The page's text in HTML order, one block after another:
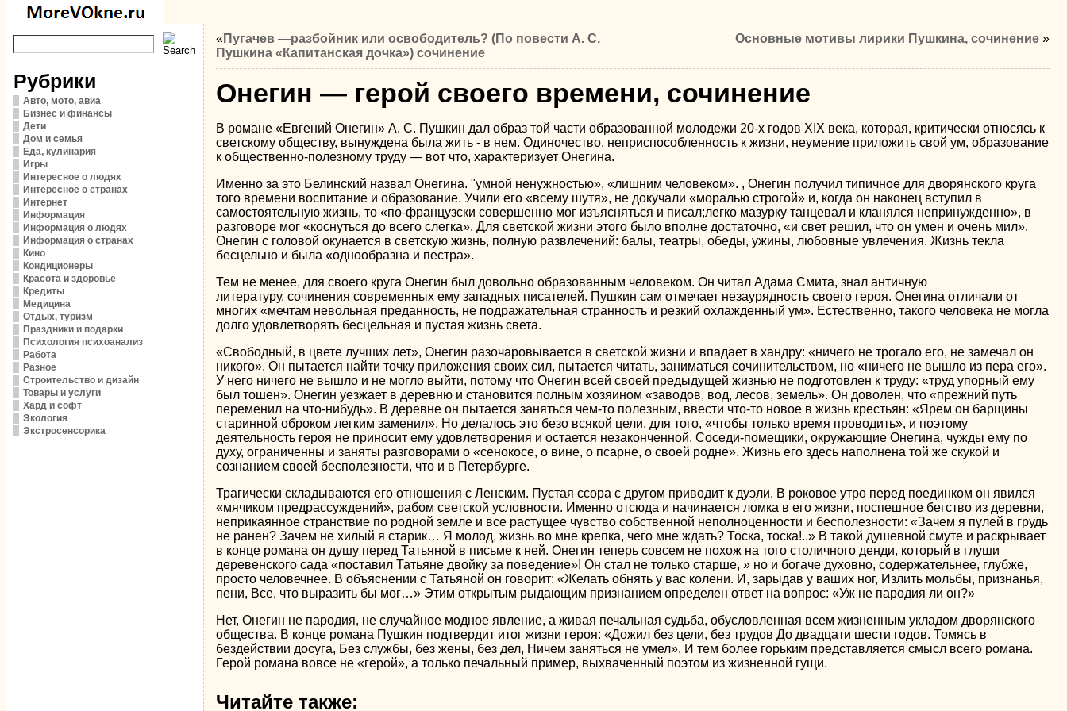
Рубрики
Авто, мото, авиа
Бизнес и финансы
Дети
Дом и семья
Еда, кулинария
Игры
Интересное о людях
Интересное о странах
Интернет
Информация
Информация о людях
Информация о странах
Кино
Кондиционеры
Красота и здоровье
Кредиты
Медицина
Отдых, туризм
Праздники и подарки
Психология психоанализ
Работа
Разное
Строительство и дизайн
Товары и услуги
Хард и софт
Экология
Экстросенсорика
«Пугачев —разбойник или освободитель? (По повести А. С.
Пушкина «Капитанская дочка») сочинение
Основные мотивы лирики Пушкина, сочинение»
Онегин — герой своего времени, сочинение
В романе «Евгений Онегин» А. С. Пушкин дал образ той части образованной молодежи 20-х годов XIX века, которая, критически относясь к
светскому обществу, вынуждена была жить - в нем. Одиночество, неприспособленность к жизни, неумение приложить свой ум, образование
к общественно-полезному труду — вот что, характеризует Онегина.
Именно за это Белинский назвал Онегина. "умной ненужностью», «лишним человеком». , Онегин получил типичное для дворянского круга
того времени воспитание и образование. Учили его «всему шутя», не докучали «моралью строгой» и, когда он наконец вступил в
самостоятельную жизнь, то «по-французски совершенно мог изъясняться и писал;легко мазурку танцевал и кланялся непринужденно», в
разговоре мог «коснуться до всего слегка». Для светской жизни этого было вполне достаточно, «и свет решил, что он умен и очень мил».
Онегин с головой окунается в светскую жизнь, полную развлечений: балы, театры, обеды, ужины, любовные увлечения. Жизнь текла
бесцельно и была «однообразна и пестра».
Тем не менее, для своего круга Онегин был довольно образованным человеком. Он читал Адама Смита, знал античную
литературу, сочинения современных ему западных писателей. Пушкин сам отмечает незаурядность своего героя. Онегина отличали от
многих «мечтам невольная преданность, не подражательная странность и резкий охлажденный ум». Естественно, такого человека не могла
долго удовлетворять бесцельная и пустая жизнь света.
«Свободный, в цвете лучших лет», Онегин разочаровывается в светской жизни и впадает в хандру: «ничего не трогало его, не замечал он
никого». Он пытается найти точку приложения своих сил, пытается читать, заниматься сочинительством, но «ничего не вышло из пера его».
У него ничего не вышло и не могло выйти, потому что Онегин всей своей предыдущей жизнью не подготовлен к труду: «труд упорный ему
был тошен». Онегин уезжает в деревню и становится полным хозяином «заводов, вод, лесов, земель». Он доволен, что «прежний путь
переменил на что-нибудь». В деревне он пытается заняться чем-то полезным, ввести что-то новое в жизнь крестьян: «Ярем он барщины
старинной оброком легким заменил». Но делалось это безо всякой цели, для того, «чтобы только время проводить», и поэтому
деятельность героя не приносит ему удовлетворения и остается незаконченной. Соседи-помещики, окружающие Онегина, чужды ему по
духу, ограниченны и заняты разговорами о «сенокосе, о вине, о псарне, о своей родне». Жизнь его здесь наполнена той же скукой и
сознанием своей бесполезности, что и в Петербурге.
Трагически складываются его отношения с Ленским. Пустая ссора с другом приводит к дуэли. В роковое утро перед поединком он явился
«мячиком предрассуждений», рабом светской условности. Именно отсюда и начинается ломка в его жизни, поспешное бегство из деревни,
неприкаянное странствие по родной земле и все растущее чувство собственной неполноценности и бесполезности: «Зачем я пулей в грудь
не ранен? Зачем не хилый я старик… Я молод, жизнь во мне крепка, чего мне ждать? Тоска, тоска!..» В такой душевной смуте и раскрывает
в конце романа он душу перед Татьяной в письме к ней. Онегин теперь совсем не похож на того столичного денди, который в глуши
деревенского сада «поставил Татьяне двойку за поведение»! Он стал не только старше, » но и богаче духовно, содержательнее, глубже,
просто человечнее. В объяснении с Татьяной он говорит: «Желать обнять у вас колени. И, зарыдав у ваших ног, Излить мольбы, признанья,
пени, Все, что выразить бы мог…» Этим открытым рыдающим признанием определен ответ на вопрос: «Уж не пародия ли он?»
Нет, Онегин не пародия, не случайное модное явление, а живая печальная судьба, обусловленная всем жизненным укладом дворянского
общества. В конце романа Пушкин подтвердит итог жизни героя: «Дожил без цели, без трудов До двадцати шести годов. Томясь в
бездействии досуга, Без службы, без жены, без дел, Ничем заняться не умел». И тем более горьким представляется смысл всего романа.
Герой романа вовсе не «герой», а только печальный пример, выхваченный поэтом из жизненной гущи.
Читайте также: